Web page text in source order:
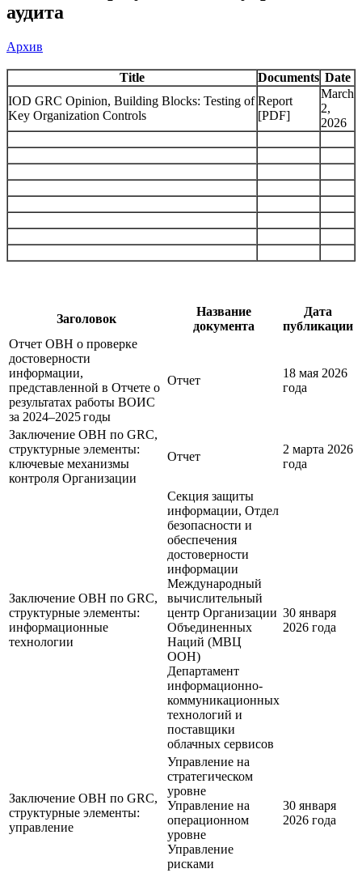
аудита
Архив
Title Documents Date
IOD GRC Opinion, Building Blocks: Testing of
Key Organization Controls
Report
[PDF]
March
2,
2026
Заголовок
Название
документа
Дата
публикации
Отчет ОВН о проверке
достоверности
информации,
представленной в Отчете о
результатах работы ВОИС
за 2024–2025 годы
Отчет
18 мая 2026
года
Заключение ОВН по GRC,
структурные элементы:
ключевые механизмы
контроля Организации
Отчет
2 марта 2026
года
Заключение ОВН по GRC,
структурные элементы:
информационные
технологии
Секция защиты
информации, Отдел
безопасности и
обеспечения
достоверности
информации
Международный
вычислительный
центр Организации
Объединенных
Наций (МВЦ
ООН)
Департамент
информационно-
коммуникационных
технологий и
поставщики
облачных сервисов
30 января
2026 года
Заключение ОВН по GRC,
структурные элементы:
управление
Управление на
стратегическом
уровне
Управление на
операционном
уровне
Управление
рисками
30 января
2026 года